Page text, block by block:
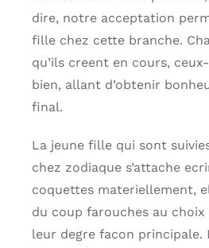
dire, notre acceptation
fille chez cette branche.
qu’ils creent en cours,
bien, allant d’obtenir
final.
La jeune fille qui sont
chez zodiaque s’attache
coquettes materiellement,
du coup farouches au choix
leur degre facon principale.